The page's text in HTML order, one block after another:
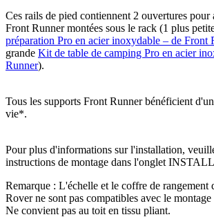
Ces rails de pied contiennent 2 ouvertures pour
Front Runner montées sous le rack (1 plus
préparation Pro en acier inoxydable – de Front
grande Kit de table de camping Pro en acier
Runner).
Tous les supports Front Runner bénéficient
vie*.
Pour plus d'informations sur l'installation,
instructions de montage dans l'onglet
Remarque : L'échelle et le coffre de rangement
Rover ne sont pas compatibles avec le montage
Ne convient pas au toit en tissu pliant.